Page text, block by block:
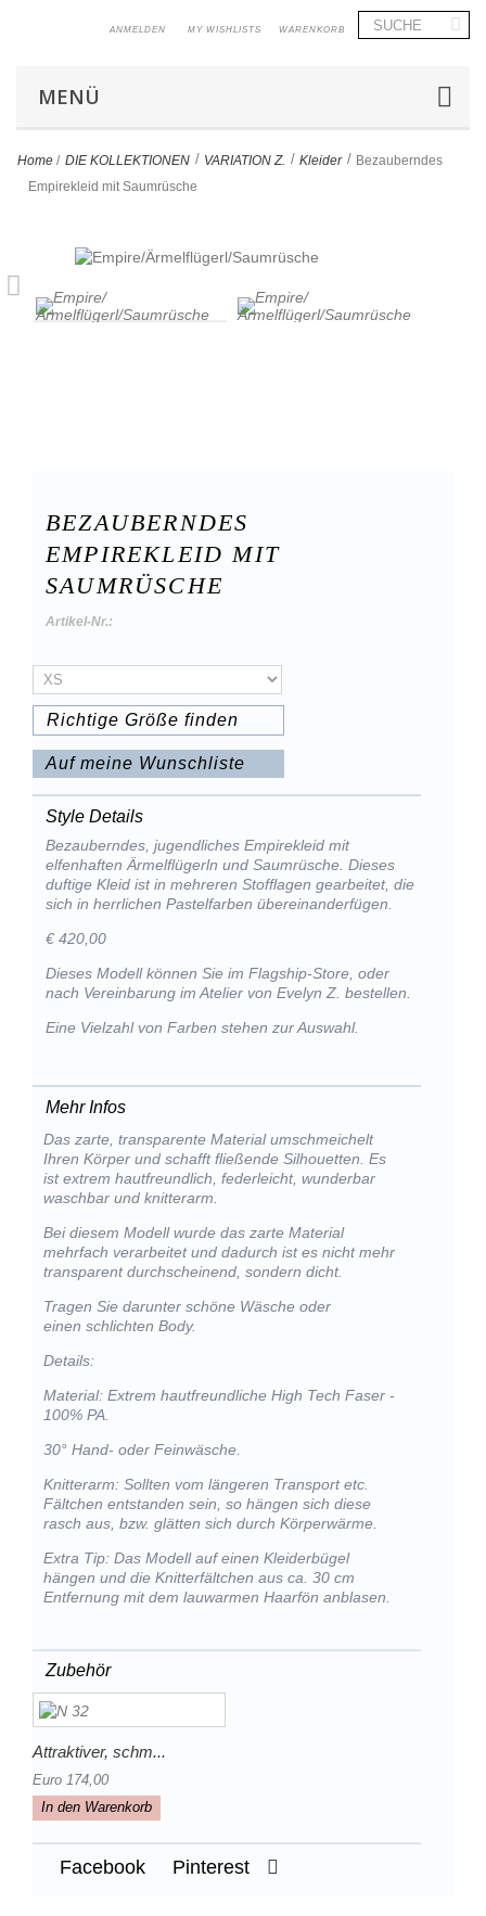
WARENKORB
MY WISHLISTS
ANMELDEN
MENÜ
Home / DIE KOLLEKTIONEN > VARIATION Z. > Kleider > Bezauberndes
Empirekleid mit Saumrüsche
BEZAUBERNDES
EMPIREKLEID MIT
SAUMRÜSCHE
Artikel-Nr.:
Richtige Größe finden
Auf meine Wunschliste
Style Details
Bezauberndes, jugendliches Empirekleid mit
elfenhaften Ärmelflügerln und Saumrüsche. Dieses
duftige Kleid ist in mehreren Stofflagen gearbeitet, die
sich in herrlichen Pastelfarben übereinanderfügen.
€ 420,00
Dieses Modell können Sie im Flagship-Store, oder
nach Vereinbarung im Atelier von Evelyn Z. bestellen.
Eine Vielzahl von Farben stehen zur Auswahl.
Mehr Infos
Das zarte, transparente Material umschmeichelt
Ihren Körper und schafft fließende Silhouetten. Es
ist extrem hautfreundlich, federleicht, wunderbar
waschbar und knitterarm.
Bei diesem Modell wurde das zarte Material
mehrfach verarbeitet und dadurch ist es nicht mehr
transparent durchscheinend, sondern dicht.
Tragen Sie darunter schöne Wäsche oder
einen schlichten Body.
Details:
Material: Extrem hautfreundliche High Tech Faser -
100% PA.
30° Hand- oder Feinwäsche.
Knitterarm: Sollten vom längeren Transport etc.
Fältchen entstanden sein, so hängen sich diese
rasch aus, bzw. glätten sich durch Körperwärme.
Extra Tip: Das Modell auf einen Kleiderbügel
hängen und die Knitterfältchen aus ca. 30 cm
Entfernung mit dem lauwarmen Haarfön anblasen.
Zubehör
Attraktiver, schm...
Euro 174,00
In den Warenkorb
Facebook Pinterest